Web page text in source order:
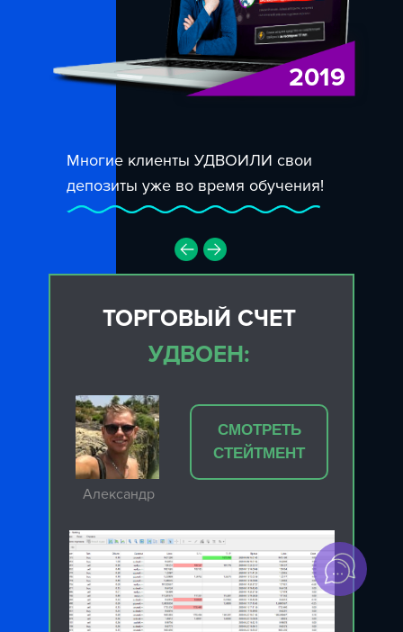
Многие клиенты УДВОИЛИ свои
депозиты уже во время обучения!
2019
ТОРГОВЫЙ СЧЕТ
УДВОЕН:
Александр
СМОТРЕТЬ
СТЕЙТМЕНТ